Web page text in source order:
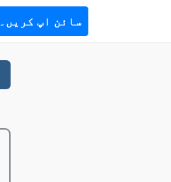
سائن اپ کریں۔